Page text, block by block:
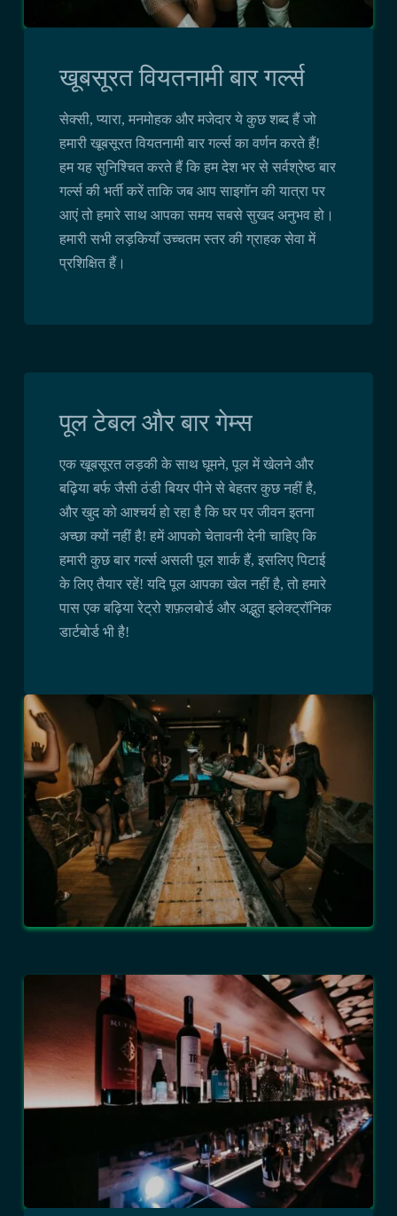
खूबसूरत वियतनामी बार गर्ल्स
सेक्सी, प्यारा, मनमोहक और मजेदार ये कुछ शब्द हैं जो
हमारी खूबसूरत वियतनामी बार गर्ल्स का वर्णन करते हैं!
हम यह सुनिश्चित करते हैं कि हम देश भर से सर्वश्रेष्ठ बार
गर्ल्स की भर्ती करें ताकि जब आप साइगॉन की यात्रा पर
आएं तो हमारे साथ आपका समय सबसे सुखद अनुभव हो।
हमारी सभी लड़कियाँ उच्चतम स्तर की ग्राहक सेवा में
प्रशिक्षित हैं।
पूल टेबल और बार गेम्स
एक खूबसूरत लड़की के साथ घूमने, पूल में खेलने और
बढ़िया बर्फ जैसी ठंडी बियर पीने से बेहतर कुछ नहीं है,
और खुद को आश्चर्य हो रहा है कि घर पर जीवन इतना
अच्छा क्यों नहीं है! हमें आपको चेतावनी देनी चाहिए कि
हमारी कुछ बार गर्ल्स असली पूल शार्क हैं, इसलिए पिटाई
के लिए तैयार रहें! यदि पूल आपका खेल नहीं है, तो हमारे
पास एक बढ़िया रेट्रो शफ़लबोर्ड और अद्भुत इलेक्ट्रॉनिक
डार्टबोर्ड भी है!